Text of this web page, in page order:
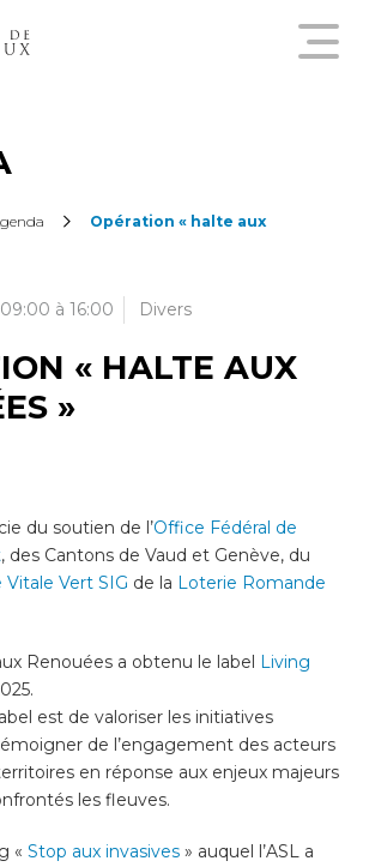
un compte citoyen
connecter à son compte
commander une
une subvention
publics ou
les disponibilités
cartes CFF, créez ou
l’une des catégories ci-
Pour effectuer
démarches
en ligne,
sur l’une des
ci-dessous.
Opération « halte aux
à 16:00 Divers
« HALTE AUX
»
du soutien de l’Office Fédéral de
, des Cantons de Vaud et Genève, du
Vert SIG de la Loterie Romande
Renouées a obtenu le label Living
est de valoriser les initiatives
de l’engagement des acteurs
en réponse aux enjeux majeurs
les fleuves.
« Stop aux invasives » auquel l’ASL a